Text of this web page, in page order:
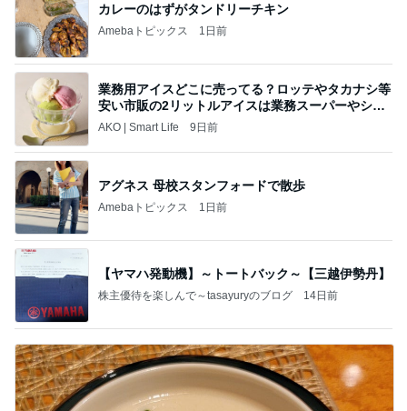
カレーのはずがタンドリーチキン
Amebaトピックス 1日前
業務用アイスどこに売ってる？ロッテやタカナシ等
安い市販の2リットルアイスは業務スーパーやシャ
トレ
AKO | Smart Life 9日前
アグネス 母校スタンフォードで散歩
Amebaトピックス 1日前
【ヤマハ発動機】～トートバック～【三越伊勢丹】
株主優待を楽しんで～tasayuryのブログ 14日前